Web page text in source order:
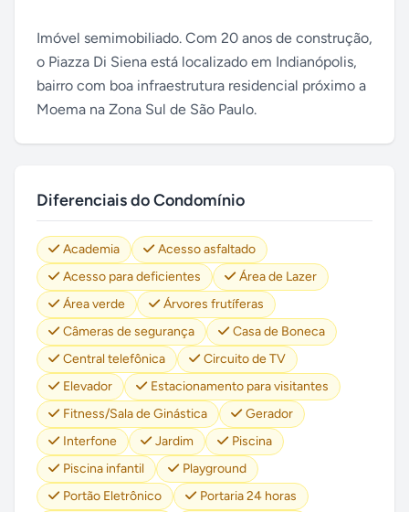
Imóvel semimobiliado. Com 20 anos de construção,
o Piazza Di Siena está localizado em Indianópolis,
bairro com boa infraestrutura residencial próximo a
Moema na Zona Sul de São Paulo.
Diferenciais do Condomínio
Academia
Acesso asfaltado
Acesso para deficientes
Área de Lazer
Área verde
Árvores frutíferas
Câmeras de segurança
Casa de Boneca
Central telefônica
Circuito de TV
Elevador
Estacionamento para visitantes
Fitness/Sala de Ginástica
Gerador
Interfone
Jardim
Piscina
Piscina infantil
Playground
Portão Eletrônico
Portaria 24 horas